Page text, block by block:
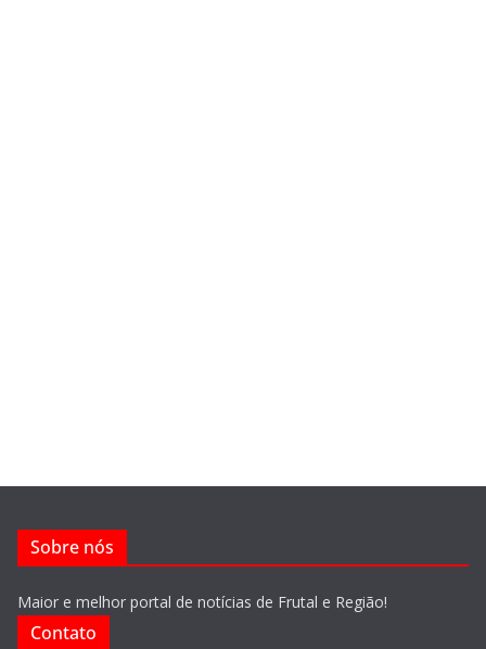
Sobre nós
Maior e melhor portal de notícias de Frutal e Região!
Contato